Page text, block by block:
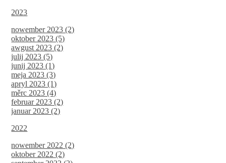
2023
nowember 2023 (2)
oktober 2023 (5)
awgust 2023 (2)
julij 2023 (5)
junij 2023 (1)
meja 2023 (3)
apryl 2023 (1)
měrc 2023 (4)
februar 2023 (2)
januar 2023 (2)
2022
nowember 2022 (2)
oktober 2022 (2)